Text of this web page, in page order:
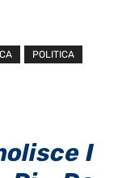
POLITICA
I